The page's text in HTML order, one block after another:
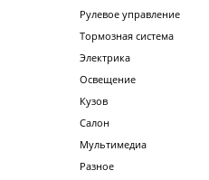
Рулевое управление
Тормозная система
Электрика
Освещение
Кузов
Салон
Мультимедиа
Разное